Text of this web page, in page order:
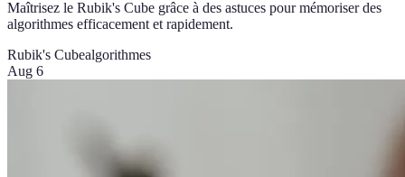
Maîtrisez le Rubik's Cube grâce à des astuces pour mémoriser des
algorithmes efficacement et rapidement.
Rubik's Cubealgorithmes
Aug 6